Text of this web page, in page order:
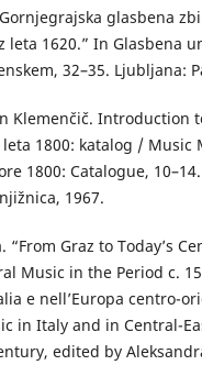
glasbena
leta 1620.” In Glasbena
32–35. Ljubljana:
Introduction
leta 1800: katalog /
1800: Catalogue,
1967.
“From Graz to Today’s
Music in the Period c.
e nell’Europa centro-
in Italy and in Central-
edited by